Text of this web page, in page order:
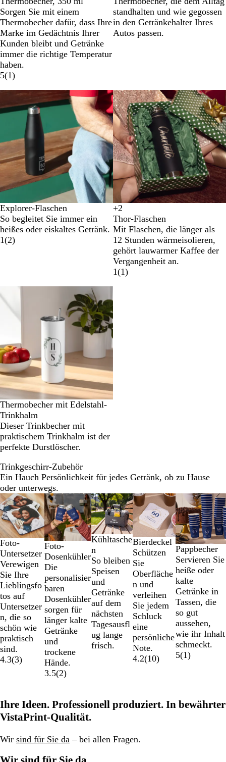
Sorgen Sie mit einem
Thermobecher dafür, dass Ihre
Marke im Gedächtnis Ihrer
Kunden bleibt und Getränke
immer die richtige Temperatur
haben.
5(1)
standhalten und wie gegossen
in den Getränkehalter Ihres
Autos passen.
Explorer-Flaschen
So begleitet Sie immer ein
heißes oder eiskaltes Getränk.
1(2)
W
e
i
ß
H
e
l
l
g
r
ü
n
R
o
t
G
r
a
u
+2
Thor-Flaschen
Mit Flaschen, die länger als
12 Stunden wärmeisolieren,
gehört lauwarmer Kaffee der
Vergangenheit an.
1(1)
Thermobecher mit Edelstahl-
Trinkhalm
Dieser Trinkbecher mit
praktischem Trinkhalm ist der
perfekte Durstlöscher.
Trinkgeschirr-Zubehör
Ein Hauch Persönlichkeit für jedes Getränk, ob zu Hause
oder unterwegs.
Foto-
Untersetzer
Verewigen
Sie Ihre
Lieblingsfo
tos auf
Untersetzer
n, die so
schön wie
praktisch
sind.
4.3(3)
Neue Optionen
Foto-
Dosenkühler
Die
personalisier
baren
Dosenkühler
sorgen für
länger kalte
Getränke
und
trockene
Hände.
3.5(2)
S
c
h
w
a
r
z
B
l
a
u
G
r
a
u
Kühltasche
n
So bleiben
Speisen
und
Getränke
auf dem
nächsten
Tagesausfl
ug lange
frisch.
Bierdeckel
Schützen
Sie
Oberfläche
n und
verleihen
Sie jedem
Schluck
eine
persönliche
Note.
4.2(10)
Pappbecher
Servieren Sie
heiße oder
kalte
Getränke in
Tassen, die
so gut
aussehen,
wie ihr Inhalt
schmeckt.
5(1)
Galeriebilder
1
bis
2
von
5
Ihre Ideen. Professionell produziert. In bewährter
VistaPrint-Qualität.
Wir sind für Sie da – bei allen Fragen.